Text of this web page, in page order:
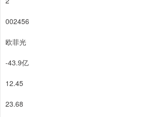
002456
欧菲光
-43.9亿
12.45
23.68